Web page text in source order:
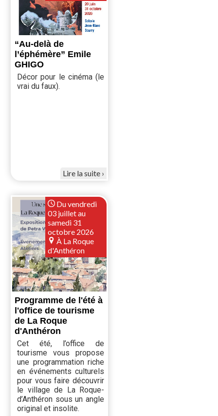
“Au-delà de
l’éphémère” Emile
GHIGO
Décor pour le cinéma (le
vrai du faux).
Lire la suite
Du vendredi
03 juillet au
samedi 31
octobre 2026
À La Roque
d'Anthéron
Programme de l'été à
l'office de tourisme
de La Roque
d'Anthéron
Cet été, l’office de
tourisme vous propose
une programmation riche
en événements culturels
pour vous faire découvrir
le village de La Roque-
d’Anthéron sous un angle
original et insolite.